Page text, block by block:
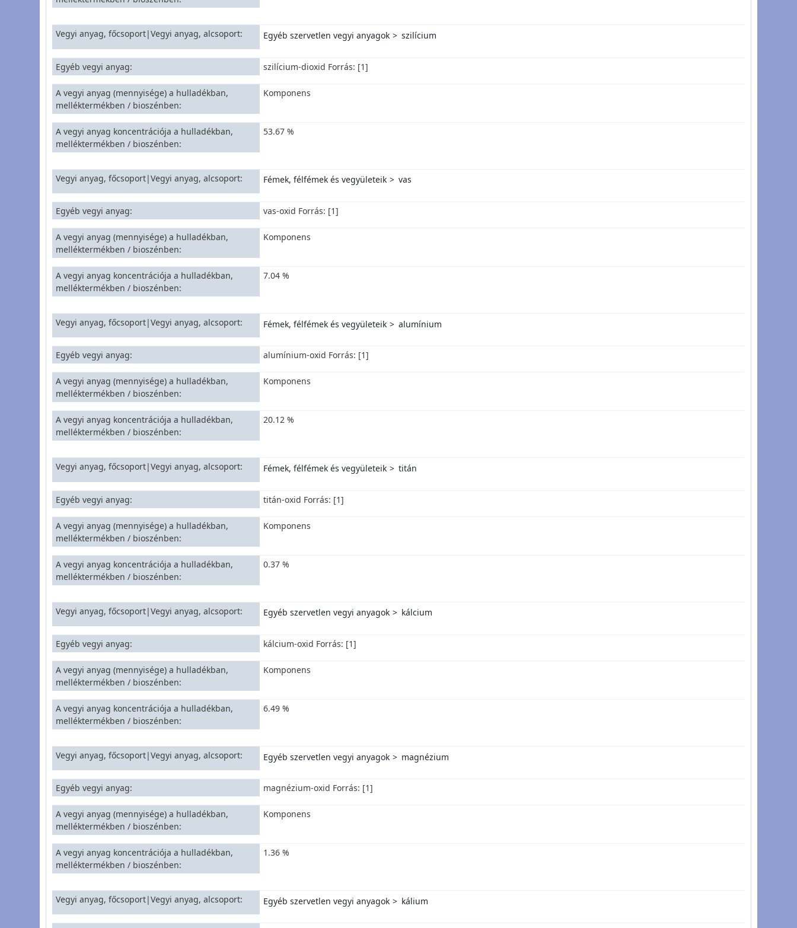
Vegyi anyag, főcsoport|Vegyi anyag, alcsoport Egyéb szervetlen vegyi anyagok szilícium
Egyéb vegyi anyag szilícium-dioxid Forrás: [1]
A vegyi anyag (mennyisége) a hulladékban,
melléktermékben / bioszénben
Komponens
A vegyi anyag koncentrációja a hulladékban,
melléktermékben / bioszénben
53.67 %
Vegyi anyag, főcsoport|Vegyi anyag, alcsoport Fémek, félfémek és vegyületeik vas
Egyéb vegyi anyag vas-oxid Forrás: [1]
A vegyi anyag (mennyisége) a hulladékban,
melléktermékben / bioszénben
Komponens
A vegyi anyag koncentrációja a hulladékban,
melléktermékben / bioszénben
7.04 %
Vegyi anyag, főcsoport|Vegyi anyag, alcsoport Fémek, félfémek és vegyületeik alumínium
Egyéb vegyi anyag alumínium-oxid Forrás: [1]
A vegyi anyag (mennyisége) a hulladékban,
melléktermékben / bioszénben
Komponens
A vegyi anyag koncentrációja a hulladékban,
melléktermékben / bioszénben
20.12 %
Vegyi anyag, főcsoport|Vegyi anyag, alcsoport Fémek, félfémek és vegyületeik titán
Egyéb vegyi anyag titán-oxid Forrás: [1]
A vegyi anyag (mennyisége) a hulladékban,
melléktermékben / bioszénben
Komponens
A vegyi anyag koncentrációja a hulladékban,
melléktermékben / bioszénben
0.37 %
Vegyi anyag, főcsoport|Vegyi anyag, alcsoport Egyéb szervetlen vegyi anyagok kálcium
Egyéb vegyi anyag kálcium-oxid Forrás: [1]
A vegyi anyag (mennyisége) a hulladékban,
melléktermékben / bioszénben
Komponens
A vegyi anyag koncentrációja a hulladékban,
melléktermékben / bioszénben
6.49 %
Vegyi anyag, főcsoport|Vegyi anyag, alcsoport Egyéb szervetlen vegyi anyagok magnézium
Egyéb vegyi anyag magnézium-oxid Forrás: [1]
A vegyi anyag (mennyisége) a hulladékban,
melléktermékben / bioszénben
Komponens
A vegyi anyag koncentrációja a hulladékban,
melléktermékben / bioszénben
1.36 %
Vegyi anyag, főcsoport|Vegyi anyag, alcsoport Egyéb szervetlen vegyi anyagok kálium